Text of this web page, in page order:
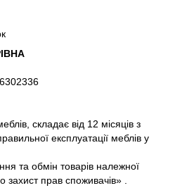
складає від 12 місяців з
експлуатації меблів у
та обмін товарів належної
захист прав споживачів» .